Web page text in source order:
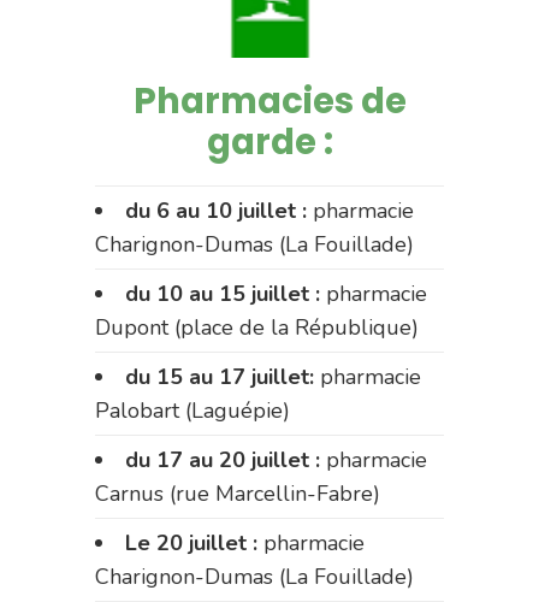
Pharmacies de
garde :
du 6 au 10 juillet : pharmacie
Charignon-Dumas (La Fouillade)
du 10 au 15 juillet : pharmacie
Dupont (place de la République)
du 15 au 17 juillet: pharmacie
Palobart (Laguépie)
du 17 au 20 juillet : pharmacie
Carnus (rue Marcellin-Fabre)
Le 20 juillet : pharmacie
Charignon-Dumas (La Fouillade)